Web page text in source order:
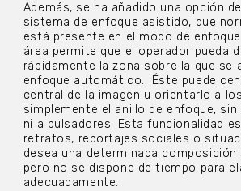
Además, se ha añadido una opción
sistema de enfoque asistido, que
está presente en el modo de
área permite que el operador pueda
rápidamente la zona sobre la que se
enfoque automático. Éste puede
central de la imagen u orientarlo a
simplemente el anillo de enfoque, sin
ni a pulsadores. Esta funcionalidad
retratos, reportajes sociales o
desea una determinada composición
pero no se dispone de tiempo para
adecuadamente.